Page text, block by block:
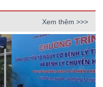
Xem thêm >>>